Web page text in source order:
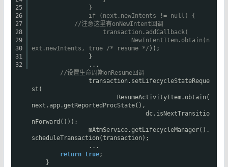
25
26
27
28
29
30
31
32
}
if (next.newIntents != null) {
//注意这里有onNewIntent回调
transaction.addCallback(
NewIntentItem.obtain(n
ext.newIntents, true /* resume */ ));
}
...
//设置生命周期onResume回调
transaction.setLifecycleStateReque
st(
ResumeActivityItem.obtain(
next.app.getReportedProcState(),
dc.isNextTransitio
nForward()));
mAtmService.getLifecycleManager().
scheduleTransaction(transaction);
...
return true;
}